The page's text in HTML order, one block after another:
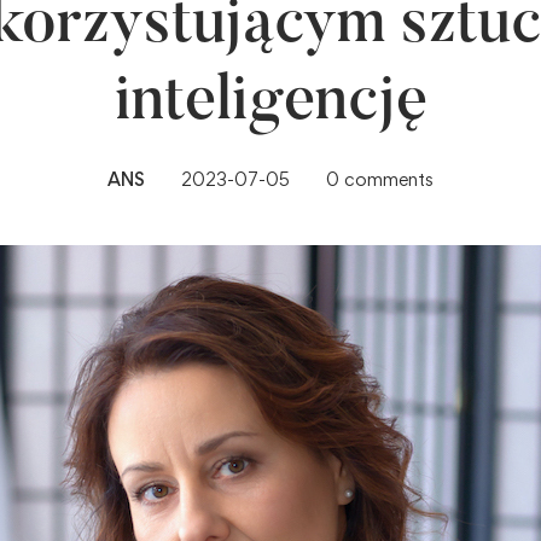
inteligencję
ANS 2023-07-05 0 comments